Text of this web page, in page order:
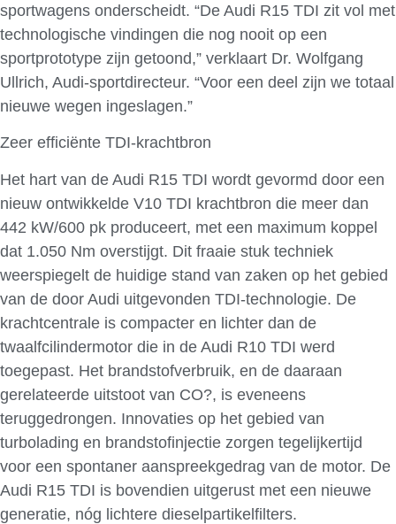
sportwagens onderscheidt. “De Audi R15 TDI zit vol met
technologische vindingen die nog nooit op een
sportprototype zijn getoond,” verklaart Dr. Wolfgang
Ullrich, Audi-sportdirecteur. “Voor een deel zijn we totaal
nieuwe wegen ingeslagen.”
Zeer efficiënte TDI-krachtbron
Het hart van de Audi R15 TDI wordt gevormd door een
nieuw ontwikkelde V10 TDI krachtbron die meer dan
442 kW/600 pk produceert, met een maximum koppel
dat 1.050 Nm overstijgt. Dit fraaie stuk techniek
weerspiegelt de huidige stand van zaken op het gebied
van de door Audi uitgevonden TDI-technologie. De
krachtcentrale is compacter en lichter dan de
twaalfcilindermotor die in de Audi R10 TDI werd
toegepast. Het brandstofverbruik, en de daaraan
gerelateerde uitstoot van CO?, is eveneens
teruggedrongen. Innovaties op het gebied van
turbolading en brandstofinjectie zorgen tegelijkertijd
voor een spontaner aanspreekgedrag van de motor. De
Audi R15 TDI is bovendien uitgerust met een nieuwe
generatie, nóg lichtere dieselpartikelfilters.